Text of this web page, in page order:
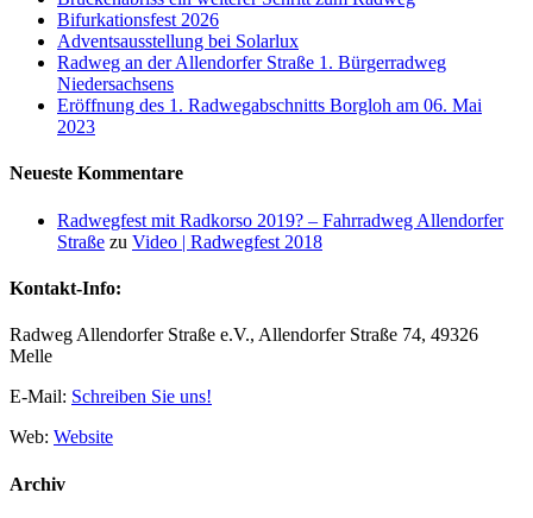
Bifurkationsfest 2026
Adventsausstellung bei Solarlux
Radweg an der Allendorfer Straße 1. Bürgerradweg
Niedersachsens
Eröffnung des 1. Radwegabschnitts Borgloh am 06. Mai
2023
Neueste Kommentare
Radwegfest mit Radkorso 2019? – Fahrradweg Allendorfer
Straße zu Video | Radwegfest 2018
Kontakt-Info:
Radweg Allendorfer Straße e.V., Allendorfer Straße 74, 49326
Melle
E-Mail: Schreiben Sie uns!
Web: Website
Archiv